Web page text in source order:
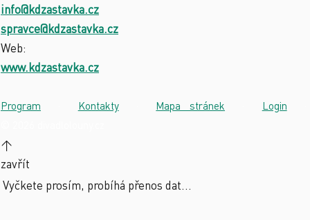
info@kdzastavka.cz
spravce@kdzastavka.cz
Web:
www.kdzastavka.cz
Program Kontakty· Mapa stránek Login
↑
zavřít
Vyčkete prosím, probíhá přenos dat...